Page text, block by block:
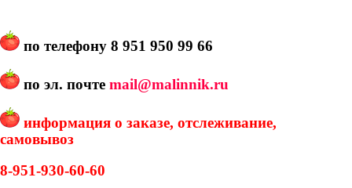
по телефону 8 951 950 99 66
по эл. почте mail@malinnik.ru
информация о заказе, отслеживание,
самовывоз
8-951-930-60-60